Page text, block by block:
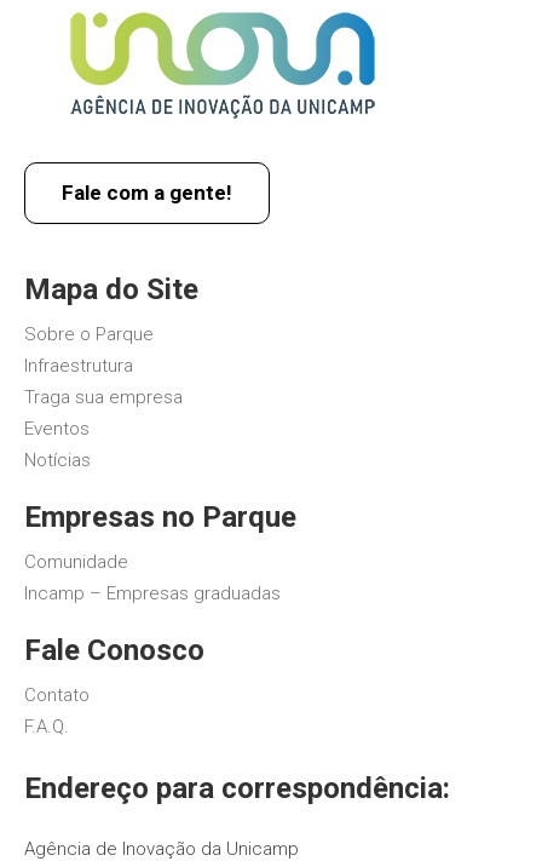
Fale com a gente!
Mapa do Site
Sobre o Parque
Infraestrutura
Traga sua empresa
Eventos
Notícias
Empresas no Parque
Comunidade
Incamp – Empresas graduadas
Fale Conosco
Contato
F.A.Q.
Endereço para correspondência:
Agência de Inovação da Unicamp